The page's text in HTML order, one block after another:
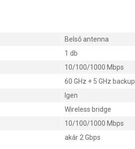
Belső antenna
1 db
10/100/1000 Mbps
60 GHz + 5 GHz backup
Igen
Wireless bridge
10/100/1000 Mbps
akár 2 Gbps